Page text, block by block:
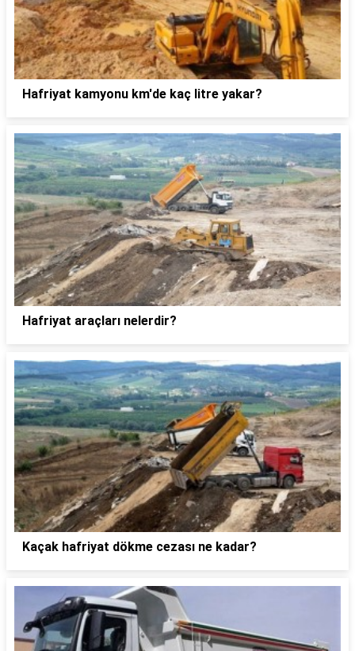
Hafriyat kamyonu km'de kaç litre yakar?
Hafriyat araçları nelerdir?
Kaçak hafriyat dökme cezası ne kadar?